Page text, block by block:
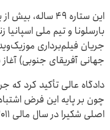
این ستاره ۴۹
جریان فیلم‌برداری
جهانی آفریقای جنوبی)
دادگاه عالی تأکید کرد که
چون بر پایه این فرض
اصلی شکیرا در سال مالی ۲۰۱۱ بوده است؛ فرضی که هیچ‌گاه اثبات نشد.